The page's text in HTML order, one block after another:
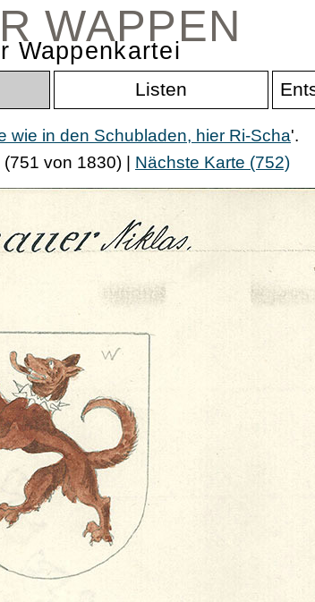
WAPPEN
Wappenkartei
Listen
wie in den Schubladen, hier Ri-Scha'.
| (751 von 1830) | Nächste Karte (752)